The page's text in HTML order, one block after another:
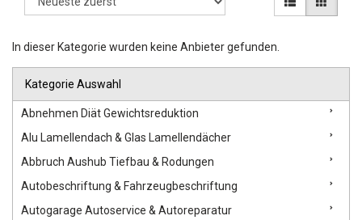
In dieser Kategorie wurden keine Anbieter gefunden.
Kategorie Auswahl
Abnehmen Diät Gewichtsreduktion
Alu Lamellendach & Glas Lamellendächer
Abbruch Aushub Tiefbau & Rodungen
Autobeschriftung & Fahrzeugbeschriftung
Autogarage Autoservice & Autoreparatur